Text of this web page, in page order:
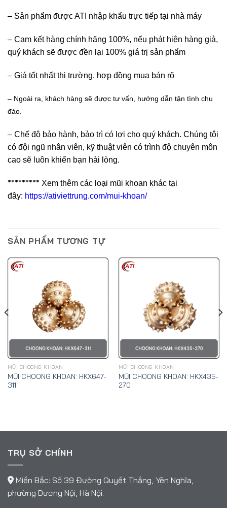
– Sản phẩm được ATI nhập khẩu trực tiếp tại nhà máy
– Cam kết hàng chính hãng 100%, nếu phát hiện hàng giả,
quý khách sẽ được đền lại 100% giá trị sản phẩm
– Giá tốt nhất thị trường, hợp đồng mua bán rõ
– Ngoài ra, khách hàng sẽ được tư vấn, hướng dẫn tận tình chu
đáo.
– Chế độ bảo hành, bảo trì có lợi cho quý khách. Chúng tôi
có đội ngũ nhân viên, kỹ thuật viên có trình độ chuyên môn
cao sẽ luôn khiến bạn hài lòng.
********* Xem thêm các loại mũi khoan khác tại
đây: https://ativiettrung.com/mui-khoan/
SẢN PHẨM TƯƠNG TỰ
MŨI CHOONG KHOAN
MŨI CHOONG KHOAN: HKX647-
311
MŨI CHOONG KHOAN
MŨI CHOONG KHOAN: HKX435-
270
TRỤ SỞ CHÍNH
Miền Bắc: Số 39 Đường Quyết Thắng, Yên Nghĩa,
phường Dương Nội, Hà Nội.